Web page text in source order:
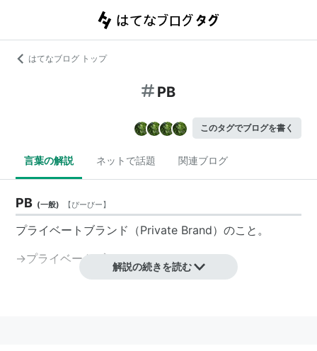
はてなブログ トップ
PB
このタグでブログを書く
言葉の解説 ネットで話題 関連ブログ
PB (一般) 【ぴーびー】
プライベートブランド（Private Brand）のこと。
→プライベートブランド
解説の続きを読む